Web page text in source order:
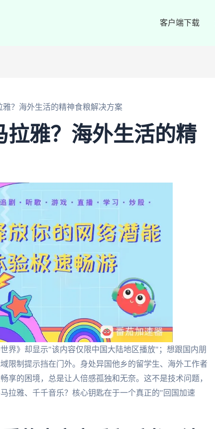
客户端下载
雅？海外生活的精神食粮解决方案
拉雅？海外生活的精
界》却显示"该内容仅限中国大陆地区播放"；想跟国内朋
限制提示挡在门外。身处异国他乡的留学生、海外工作者
享的困境，总是让人倍感孤独和无奈。这不是技术问题，
拉雅、千千音乐？核心钥匙在于一个真正的"回国加速